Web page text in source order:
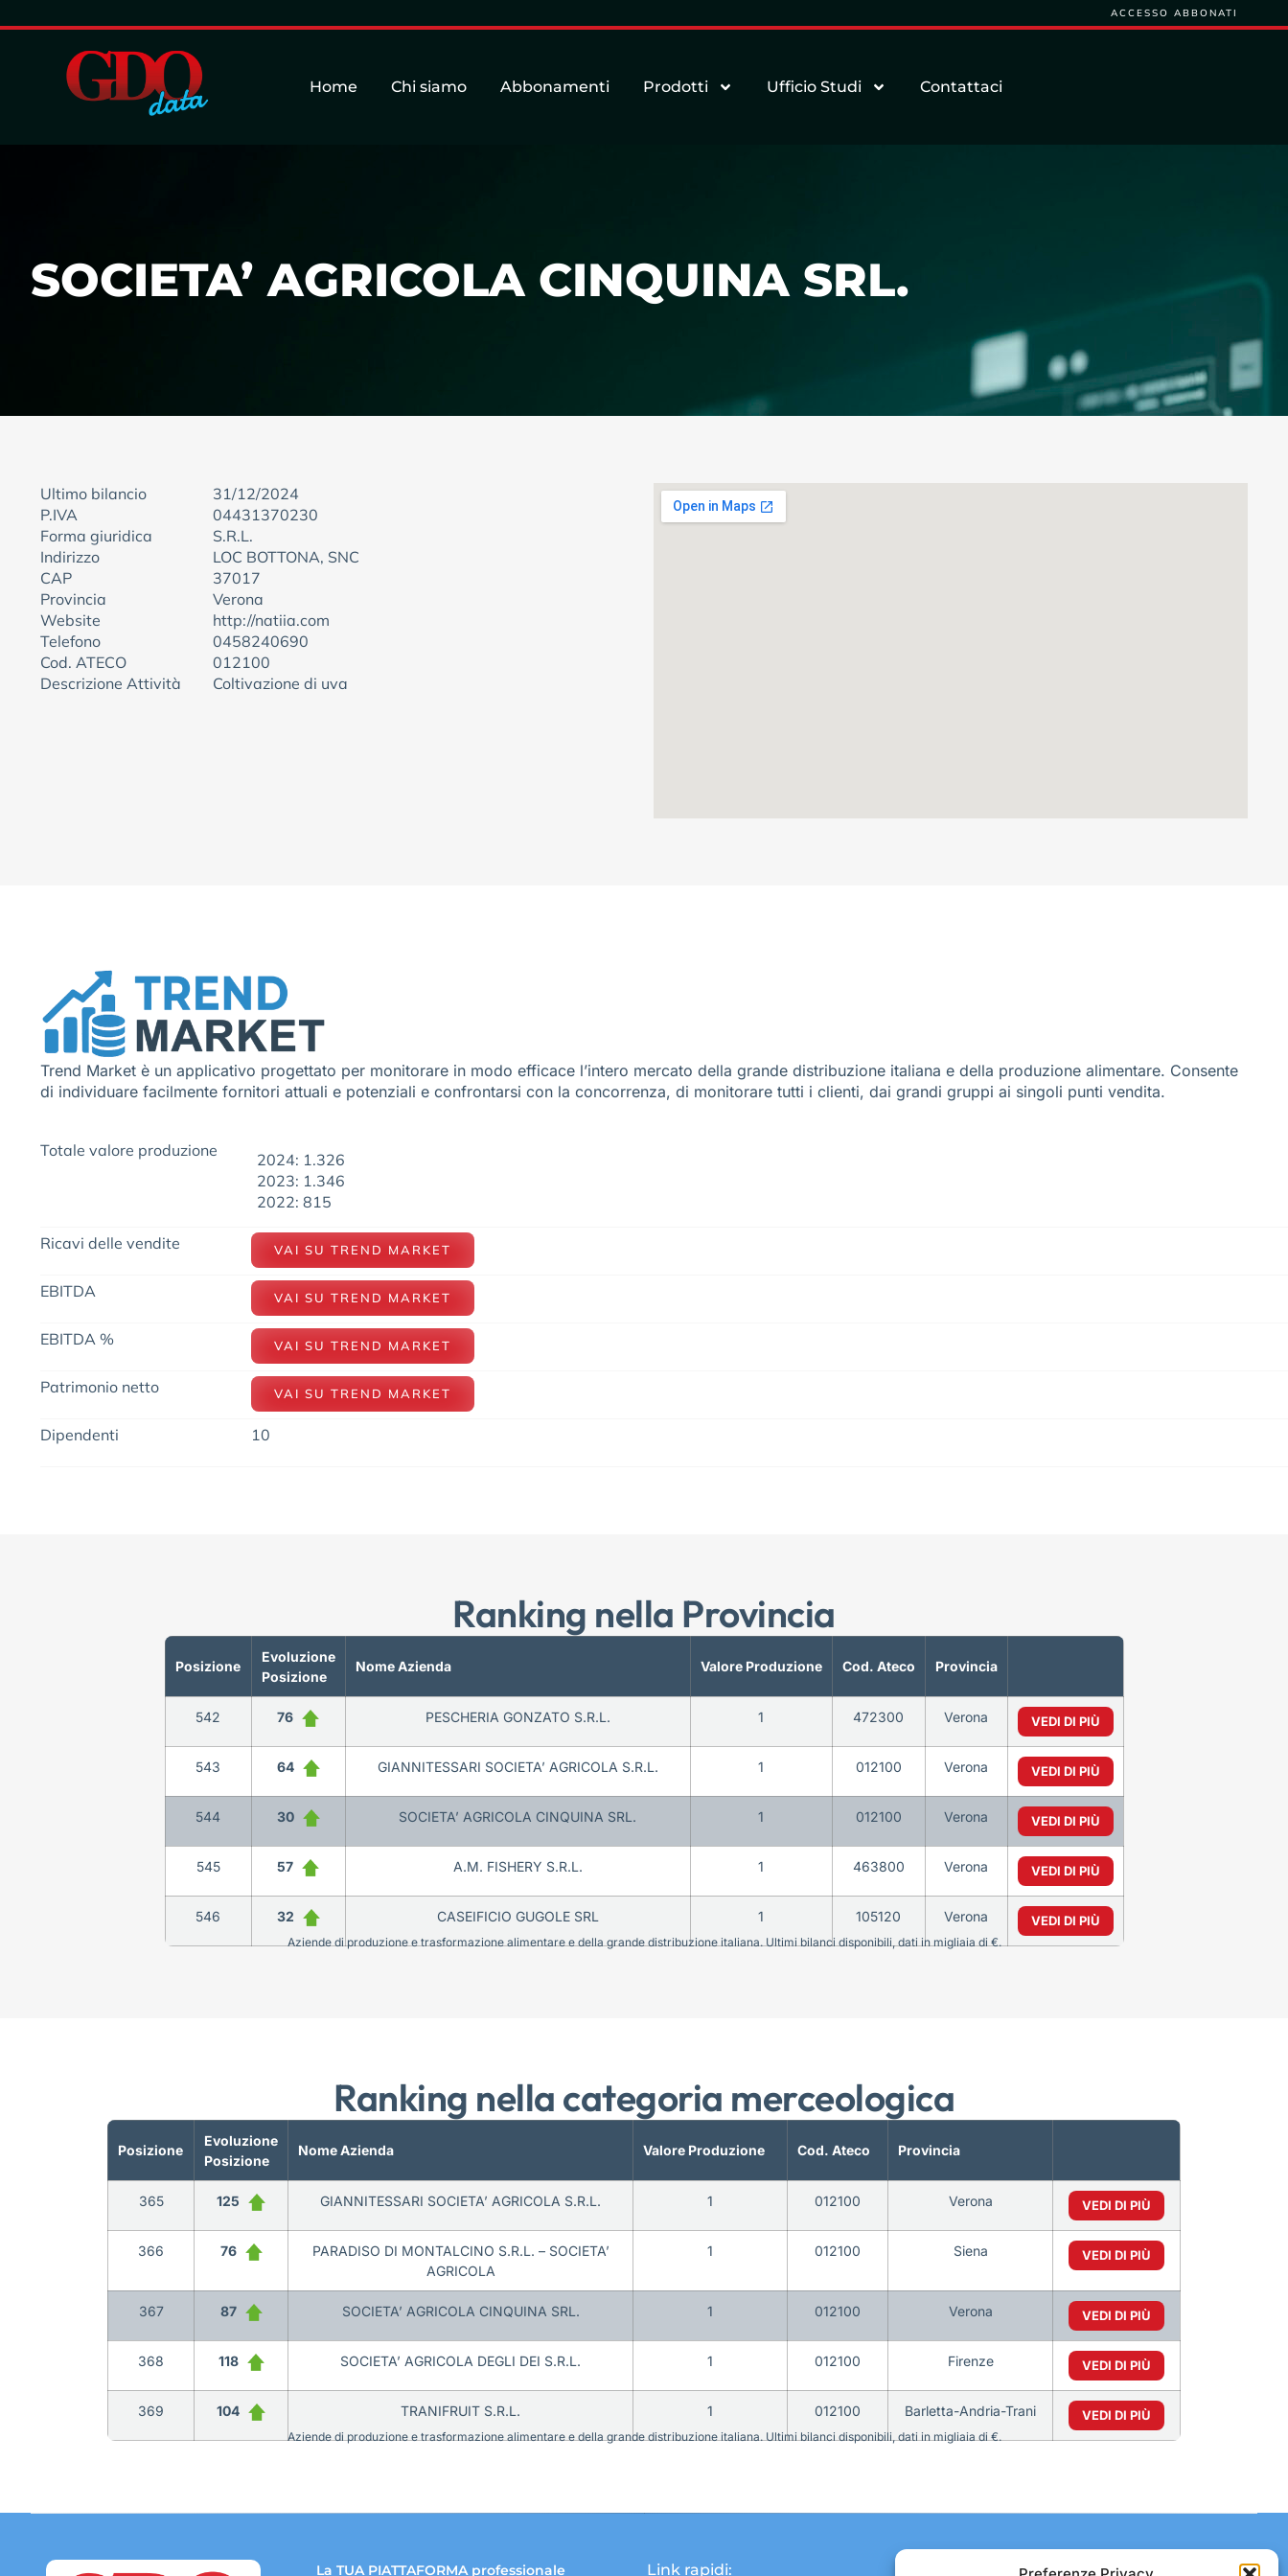
ACCESSO ABBONATI
Home Chi siamo Abbonamenti Prodotti Ufficio Studi Contattaci
SOCIETA’ AGRICOLA CINQUINA SRL.
Ultimo bilancio
31/12/2024
P.IVA
04431370230
Forma giuridica
S.R.L.
Indirizzo
LOC BOTTONA, SNC
CAP
37017
Provincia
Verona
Website
http://natiia.com
Telefono
0458240690
Cod. ATECO
012100
Descrizione Attività
Coltivazione di uva
Trend Market è un applicativo progettato per monitorare in modo efficace l’intero mercato della grande distribuzione italiana e della produzione alimentare. Consente
di individuare facilmente fornitori attuali e potenziali e confrontarsi con la concorrenza, di monitorare tutti i clienti, dai grandi gruppi ai singoli punti vendita.
Totale valore produzione
2024: 1.326
2023: 1.346
2022: 815
Ricavi delle vendite VAI SU TREND MARKET
EBITDA VAI SU TREND MARKET
EBITDA % VAI SU TREND MARKET
Patrimonio netto VAI SU TREND MARKET
Dipendenti 10
Ranking nella Provincia
Posizione
Evoluzione
Posizione
Nome Azienda Valore Produzione Cod. Ateco Provincia
542 76 PESCHERIA GONZATO S.R.L. 1 472300 Verona VEDI DI PIÙ
543 64 GIANNITESSARI SOCIETA’ AGRICOLA S.R.L. 1 012100 Verona VEDI DI PIÙ
544 30 SOCIETA’ AGRICOLA CINQUINA SRL. 1 012100 Verona VEDI DI PIÙ
545 57 A.M. FISHERY S.R.L. 1 463800 Verona VEDI DI PIÙ
546 32 CASEIFICIO GUGOLE SRL 1 105120 Verona VEDI DI PIÙ
Aziende di produzione e trasformazione alimentare e della grande distribuzione italiana. Ultimi bilanci disponibili, dati in migliaia di €.
Ranking nella categoria merceologica
Posizione
Evoluzione
Posizione
Nome Azienda Valore Produzione Cod. Ateco Provincia
365 125 GIANNITESSARI SOCIETA’ AGRICOLA S.R.L. 1 012100 Verona VEDI DI PIÙ
366 76
PARADISO DI MONTALCINO S.R.L. – SOCIETA’
AGRICOLA
1 012100 Siena VEDI DI PIÙ
367 87 SOCIETA’ AGRICOLA CINQUINA SRL. 1 012100 Verona VEDI DI PIÙ
368 118 SOCIETA’ AGRICOLA DEGLI DEI S.R.L. 1 012100 Firenze VEDI DI PIÙ
369 104 TRANIFRUIT S.R.L. 1 012100 Barletta-Andria-Trani VEDI DI PIÙ
Aziende di produzione e trasformazione alimentare e della grande distribuzione italiana. Ultimi bilanci disponibili, dati in migliaia di €.
La TUA PIATTAFORMA professionale Link rapidi: